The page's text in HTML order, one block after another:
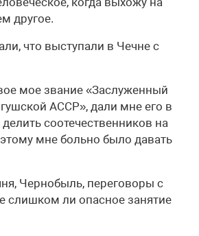
другое.
что выступали в Чечне с
мое звание «Заслуженный
АССР», дали мне его в
соотечественников на
мне больно было давать
Чернобыль, переговоры с
слишком ли опасное занятие